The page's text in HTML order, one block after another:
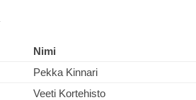
Nimi
Pekka Kinnari
Veeti Kortehisto